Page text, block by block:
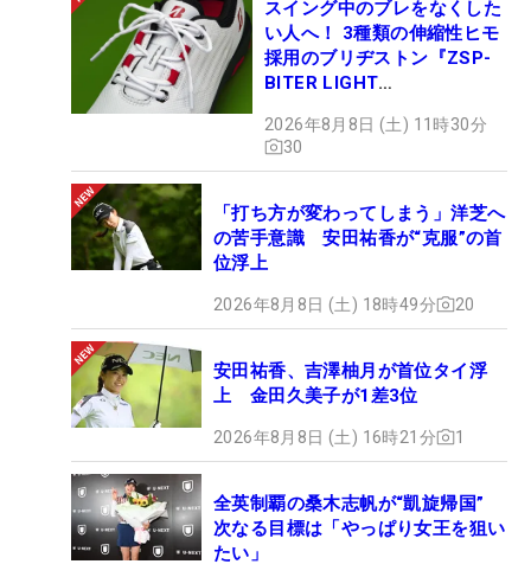
スイング中のブレをなくした
い人へ！ 3種類の伸縮性ヒモ
採用のブリヂストン『ZSP-
BITER LIGHT
ュー
2026年8月8日 (土) 11時30分
30
「打ち方が変わってしまう」洋芝へ
の苦手意識 安田祐香が“克服”の首
位浮上
2026年8月8日 (土) 18時49分 20
安田祐香、吉澤柚月が首位タイ浮
上 金田久美子が1差3位
2026年8月8日 (土) 16時21分 1
全英制覇の桑木志帆が“凱旋帰国”
次なる目標は「やっぱり女王を狙い
たい」